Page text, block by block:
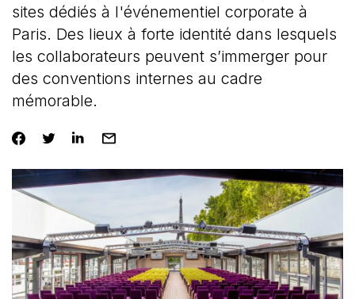
sites dédiés à l'événementiel corporate à
Paris. Des lieux à forte identité dans lesquels
les collaborateurs peuvent s’immerger pour
des conventions internes au cadre
mémorable.